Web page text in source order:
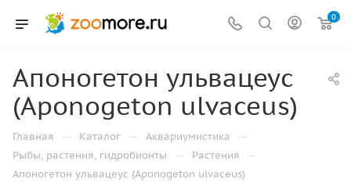
0
Апоногетон ульвацеус
(Aponogeton ulvaceus)
Главная — Каталог — Аквариумистика —
Рыбы, растения, гидробионты — Растения —
Апоногетон ульвацеус (Aponogeton ulvaceus)